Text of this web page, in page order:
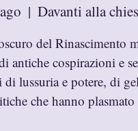
  |
Davanti alla
del Rinascimento
antiche cospirazioni e
lussuria e potere, di
che hanno